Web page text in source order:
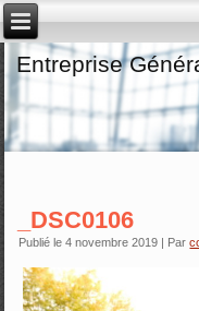
Entreprise
_DSC0106
Publié le 4 novembre 2019 | Par